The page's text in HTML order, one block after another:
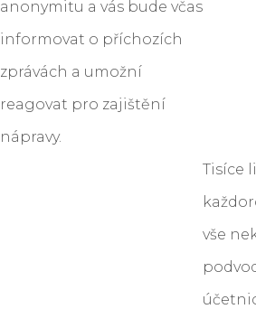
anonymitu a vás bude včas
informovat o příchozích
zprávách a umožní
reagovat pro zajištění
nápravy.
Tisíce
vše